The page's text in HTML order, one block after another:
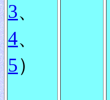
3、
4、
5）